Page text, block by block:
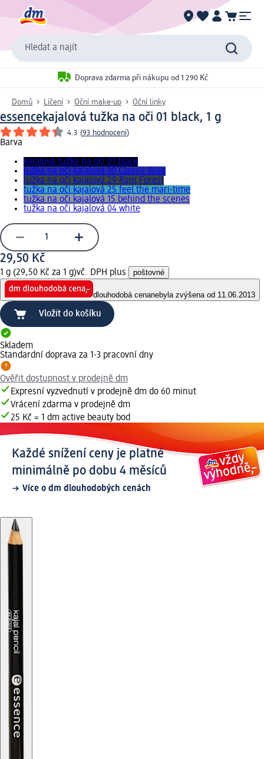
Hledat a najít
Doprava zdarma při nákupu od 1 290 Kč
Domů Líčení Oční make-up Oční linky
essencekajalová tužka na oči 01 black, 1 g
4.3 (93 hodnocení)
Barva
kajalová tužka na oči 01 black
tužka na oči kajalová 30 Classic Blue
tužka na oči kajalová 29 Rain Forest
tužka na oči kajalová 25 feel the mari-time
tužka na oči kajalová 15 behind the scenes
tužka na oči kajalová 04 white
29,50 Kč
1 g (29,50 Kč za 1 g)vč. DPH plus poštovné
dlouhodobá cenanebyla zvýšena od 11.06.2013
Vložit do košíku
Skladem
Standardní doprava za 1-3 pracovní dny
Ověřit dostupnost v prodejně dm
Expresní vyzvednutí v prodejně dm do 60 minut
Vrácení zdarma v prodejně dm
25 Kč = 1 dm active beauty bod
Každé snížení ceny je platné
minimálně po dobu 4 měsíců
Více o dm dlouhodobých cenách